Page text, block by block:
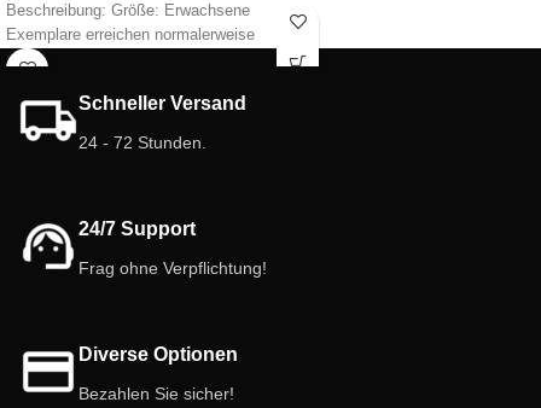
Beschreibung: Größe: Erwachsene
Exemplare erreichen normalerweise
eine Länge von 1,5 bis 2
Terrarium. Erwecken Sie Ihren
entzückenden und nützlichen
Schneller Versand
24 - 72 Stunden.
24/7 Support
Frag ohne Verpflichtung!
Diverse Optionen
Bezahlen Sie sicher!